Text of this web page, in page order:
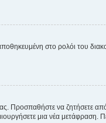
στο ρολόι του
Προσπαθήστε να ζητήσετε
μια νέα μετάφραση.